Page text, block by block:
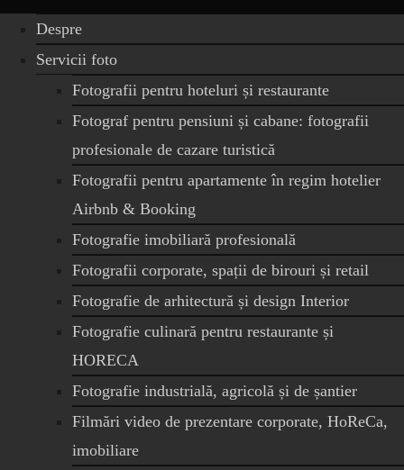
Despre
Servicii foto
Fotografii pentru hoteluri și restaurante
Fotograf pentru pensiuni și cabane: fotografii
profesionale de cazare turistică
Fotografii pentru apartamente în regim hotelier
Airbnb & Booking
Fotografie imobiliară profesională
Fotografii corporate, spații de birouri și retail
Fotografie de arhitectură și design Interior
Fotografie culinară pentru restaurante și
HORECA
Fotografie industrială, agricolă și de șantier
Filmări video de prezentare corporate, HoReCa,
imobiliare